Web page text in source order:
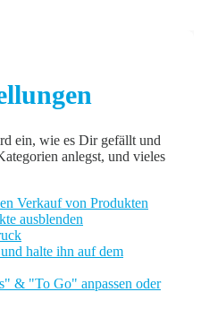
ein, wie es Dir gefällt und
anlegst, und vieles
Verkauf von Produkten
ausblenden
halte ihn auf dem
& "To Go" anpassen oder